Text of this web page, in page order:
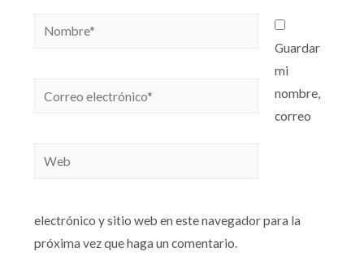
Guardar
mi
nombre,
correo
electrónico y sitio web en este navegador para la
próxima vez que haga un comentario.